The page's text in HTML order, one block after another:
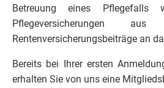
Betreuung eines Pflegefalls
Pflegeversicherungen
Rentenversicherungsbeiträge an
Bereits bei Ihrer ersten
erhalten Sie von uns eine